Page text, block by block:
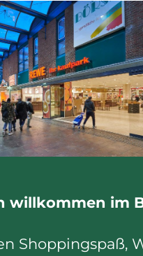
willkommen im
Shoppingspaß,